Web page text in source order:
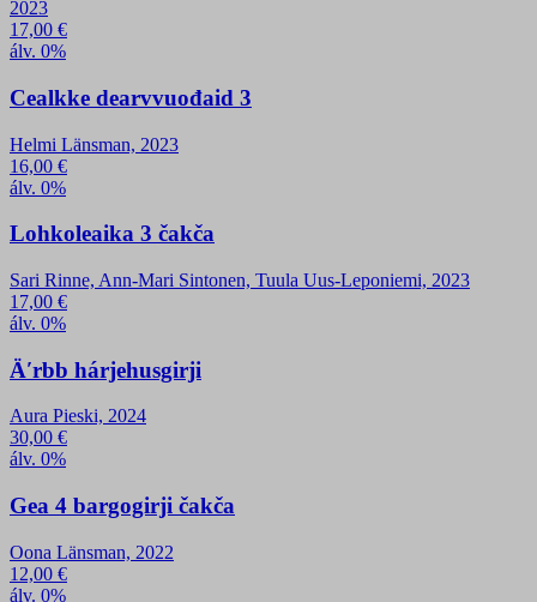
2023
17,00 €
álv. 0%
Cealkke dearvvuođaid 3
Helmi Länsman, 2023
16,00 €
álv. 0%
Lohkoleaika 3 čakča
Sari Rinne, Ann-Mari Sintonen, Tuula Uus-Leponiemi, 2023
17,00 €
álv. 0%
Äʹrbb hárjehusgirji
Aura Pieski, 2024
30,00 €
álv. 0%
Gea 4 bargogirji čakča
Oona Länsman, 2022
12,00 €
álv. 0%